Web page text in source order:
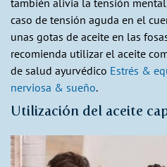
también alivia la tensión
caso de tensión aguda en el
unas gotas de aceite en las
recomienda utilizar el aceite
de salud ayurvédico Estrés &
nerviosa & sueño.
Utilización del aceite